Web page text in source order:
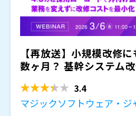
長年にわたる開発・修正を経て、
するため最適化された、COBOLア
ータベース。これらは、貴社の貴
産をJAVAなどの多言語に移行する
つ、最新テクノロジーを簡単に適
ば、あらゆる変革に際して、低コス
クで対応できます。それを実現する
す。
講師：日本アイ・ビー・エム株式
ーサクセスアドバイザー 久野
※講師・セミナー内容につきまして
※定員に達し次第締め切りとさせて
ご同業の企業様のお申込みは締め切
りさせていただく場合がございます
【再放送】小規模改修
数ヶ月？ 基幹システム
3.4
マジックソフトウェア・